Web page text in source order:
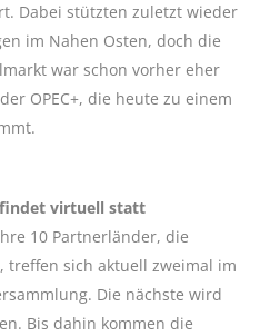
Dabei stützten zuletzt wieder
im Nahen Osten, doch die
war schon vorher eher
OPEC+, die heute zu einem
findet virtuell statt
10 Partnerländer, die
treffen sich aktuell zweimal im
Die nächste wird
Bis dahin kommen die